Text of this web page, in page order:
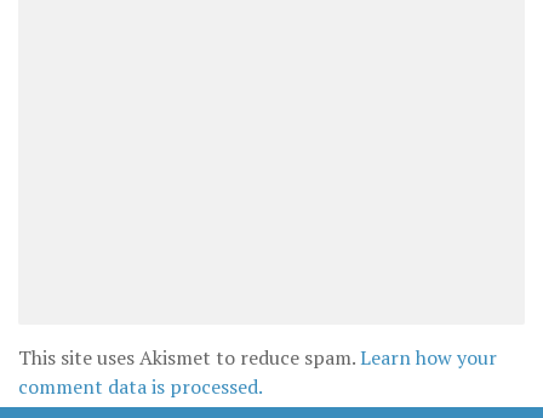
This site uses Akismet to reduce spam.Learn how your
comment data is processed.